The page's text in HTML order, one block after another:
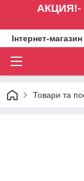
АКЦИЯ!-
Інтернет-
Товари та